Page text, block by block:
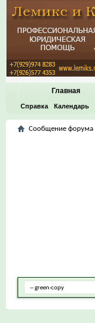
Главная
Справка Календарь
Сообщение форума